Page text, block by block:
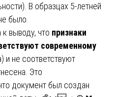
В образцах 5-летней
было.
выводу, что признаки
современному
и не соответствуют
Это
документ был создан